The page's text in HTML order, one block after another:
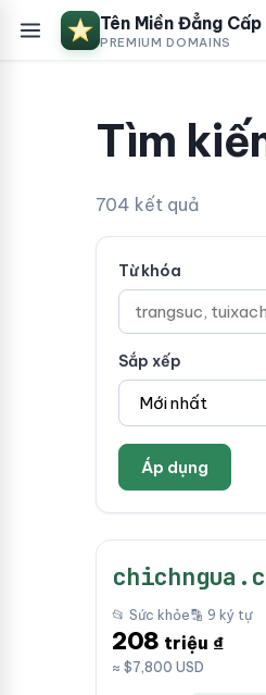
Tên Miền Đẳng Cấp
PREMIUM DOMAINS
Tìm
704 kết quả
Từ khóa
Sắp xếp
Áp dụng
📂 Sức khỏe🔡 9 ký tự
208 triệu ₫
≈ $7,800 USD